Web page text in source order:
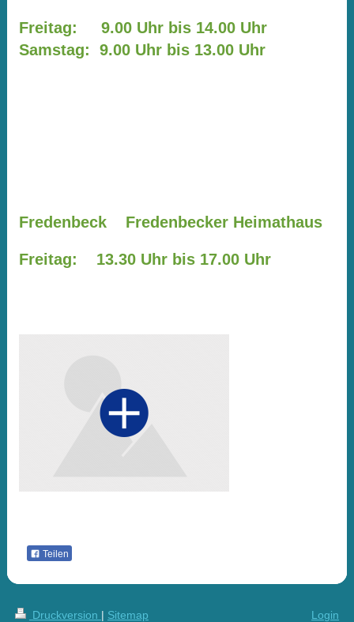
Freitag: 9.00 Uhr bis 14.00 Uhr
Samstag: 9.00 Uhr bis 13.00 Uhr
Fredenbeck Fredenbecker Heimathaus
Freitag: 13.30 Uhr bis 17.00 Uhr
Teilen
Druckversion | Sitemap Login